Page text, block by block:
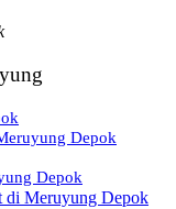
Depok
Depok
di Meruyung Depok